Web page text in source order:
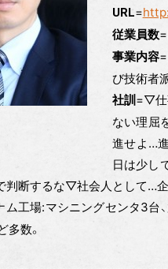
URL=
従業員数
事業内容
び技術者
社訓 =▽仕
ない理屈
進せよ…
日は少し
判断するな▽社会人として…
ム工場:マシニングセンタ3台
多数。